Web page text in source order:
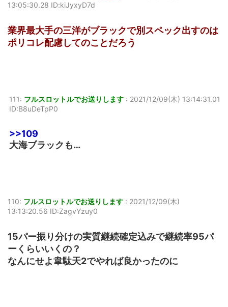
13:05:30.28 ID:kiJyxyD7d
業界最大手の三洋がブラックで別スペック出すのは
ポリコレ配慮してのことだろう
111: フルスロットルでお送りします : 2021/12/09(木) 13:14:31.01
ID:B8uDeTpP0
>>109
大海ブラックも…
110: フルスロットルでお送りします : 2021/12/09(木)
13:13:20.56 ID:ZagvYzuy0
15パー振り分けの実質継続確定込みで継続率95パ
ーくらいいくの？
なんにせよ韋駄天2でやれば良かったのに